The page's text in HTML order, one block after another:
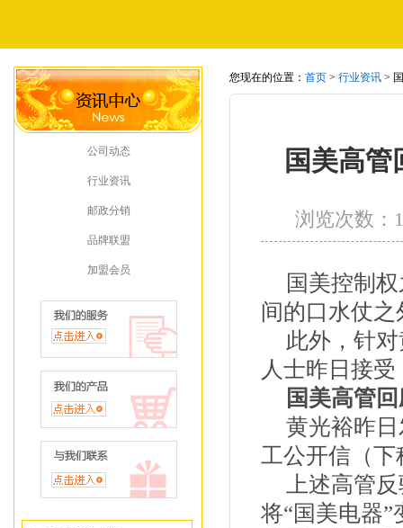
公司动态
行业资讯
邮政分销
品牌联盟
加盟会员
您现在的位置： 首页 > 行业资讯 >
国美高
浏览次数：
国美控制
间的口水仗
此外，针
人士昨日接
国美高管
黄光裕昨
工公开信（下
上述高管
将“国美电器